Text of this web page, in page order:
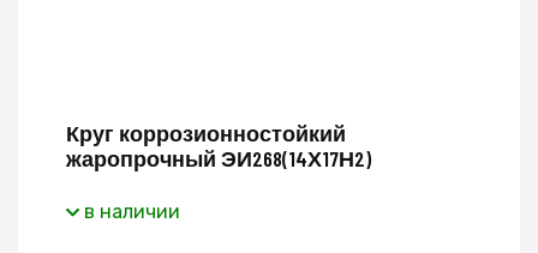
Круг коррозионностойкий
жаропрочный ЭИ268(14Х17Н2)
в наличии